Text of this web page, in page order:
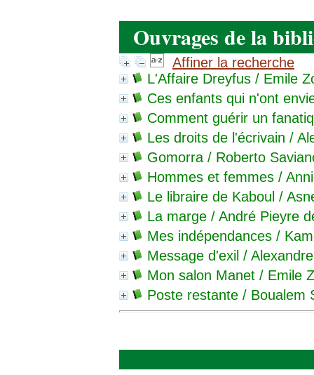
Ouvrages de la
Affiner la recherche
L'Affaire Dreyfus / Emile
Ces enfants qui n'ont
Comment guérir un
Les droits de l'écrivain /
Gomorra / Roberto
Hommes et femmes /
Le libraire de Kaboul /
La marge / André Pieyre
Mes indépendances /
Message d'exil /
Mon salon Manet / Emile
Poste restante / Boualem